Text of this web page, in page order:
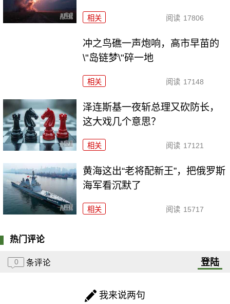
相关 阅读 17806
冲之鸟礁一声炮响，高市早苗的
\"岛链梦\"碎一地
相关 阅读 17148
泽连斯基一夜斩总理又砍防长，
这大戏几个意思？
相关 阅读 17121
黄海这出“老将配新王”，把俄罗斯
海军看沉默了
相关 阅读 15717
热门评论
0 条评论 登陆
我来说两句